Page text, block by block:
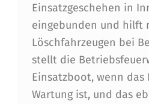
E
N
Einsatzgeschehen in
eingebunden und hilft
Löschfahrzeugen bei
stellt die
Einsatzboot, wenn das
Wartung ist, und das